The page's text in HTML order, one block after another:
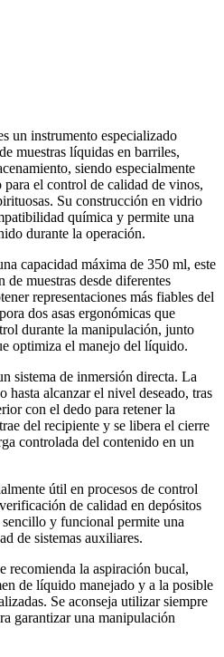
un instrumento especializado
muestras líquidas en barriles,
siendo especialmente
el control de calidad de vinos,
Su construcción en vidrio
química y permite una
durante la operación.
capacidad máxima de 350 ml, este
muestras desde diferentes
representaciones más fiables del
dos asas ergonómicas que
durante la manipulación, junto
optimiza el manejo del líquido.
sistema de inmersión directa. La
hasta alcanzar el nivel deseado, tras
con el dedo para retener la
del recipiente y se libera el cierre
controlada del contenido en un
útil en procesos de control
de calidad en depósitos
y funcional permite una
de sistemas auxiliares.
recomienda la aspiración bucal,
de líquido manejado y a la posible
Se aconseja utilizar siempre
garantizar una manipulación